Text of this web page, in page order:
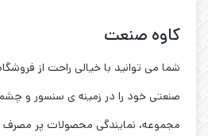
کاوه صنعت
شما می توانید با خیالی راحت از
صنعتی خود را در زمینه ی سنسور و چشم
مجموعه، نمایندگی محصولات پر مصرف و